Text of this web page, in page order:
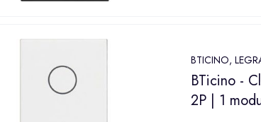
BTICINO,
BTicino -
2P | 1